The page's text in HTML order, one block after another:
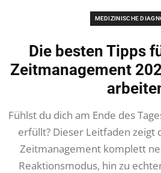
MEDIZINISCHE
Die besten Tipps
Zeitmanagement
Fühlst du dich am Ende des
erfüllt? Dieser Leitfaden zeigt
Zeitmanagement komplett
Reaktionsmodus, hin zu